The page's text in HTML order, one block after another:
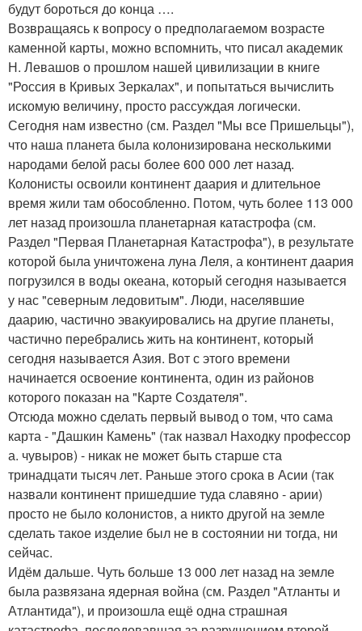
будут бороться до конца ….
Возвращаясь к вопросу о предполагаемом возрасте
каменной карты, можно вспомнить, что писал академик
Н. Левашов о прошлом нашей цивилизации в книге
"Россия в Кривых Зеркалах", и попытаться вычислить
искомую величину, просто рассуждая логически.
Сегодня нам известно (см. Раздел "Мы все Пришельцы"),
что наша планета была колонизирована несколькими
народами белой расы более 600 000 лет назад.
Колонисты освоили континент даария и длительное
время жили там обособленно. Потом, чуть более 113 000
лет назад произошла планетарная катастрофа (см.
Раздел "Первая Планетарная Катастрофа"), в результате
которой была уничтожена луна Леля, а континент даария
погрузился в воды океана, который сегодня называется
у нас "северным ледовитым". Люди, населявшие
даарию, частично эвакуировались на другие планеты,
частично перебрались жить на континент, который
сегодня называется Азия. Вот с этого времени
начинается освоение континента, один из районов
которого показан на "Карте Создателя".
Отсюда можно сделать первый вывод о том, что сама
карта - "Дашкин Камень" (так назвал Находку профессор
а. чувыров) - никак не может быть старше ста
тринадцати тысяч лет. Раньше этого срока в Асии (так
назвали континент пришедшие туда славяно - арии)
просто не было колонистов, а никто другой на земле
сделать такое изделие был не в состоянии ни тогда, ни
сейчас.
Идём дальше. Чуть больше 13 000 лет назад на земле
была развязана ядерная война (см. Раздел "Атланты и
Атлантида"), и произошла ещё одна страшная